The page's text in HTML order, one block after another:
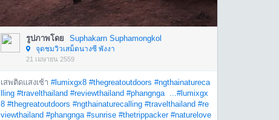
รูปภาพโดย Suphakarn Suphamongkol
จุดชมวิวเสม็ดนางซี พังงา
21 เมษายน 2559
เสพติดแสงเช้า #lumixgx8 #thegreatoutdoors #ngthainatureca
lling #travelthailand #reviewthailand #phangnga ...#lumixgx
8 #thegreatoutdoors #ngthainaturecalling #travelthailand #re
viewthailand #phangnga #sunrise #thetrippacker #naturelove